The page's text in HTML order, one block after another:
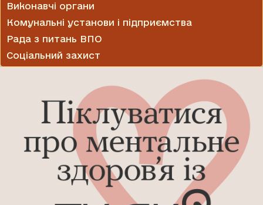
Виконавчі органи
Комунальні установи і підприємства
Рада з питань ВПО
Соціальний захист